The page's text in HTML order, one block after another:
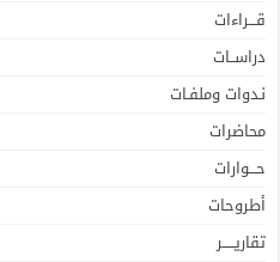
قـــراءات
دراســات
نـدوات وملفـات
محاضرات
حـــوارات
أطروحات
تقاريـــــر